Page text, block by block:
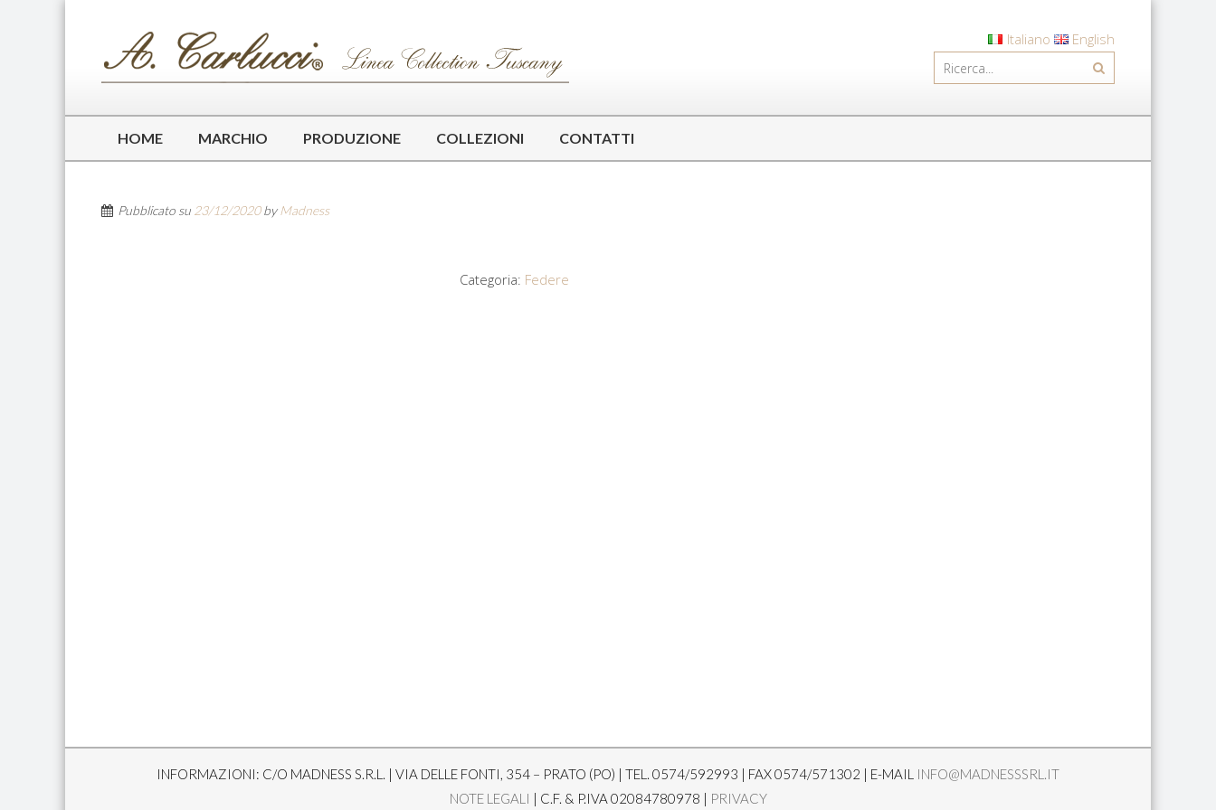
Italiano English
HOME MARCHIO PRODUZIONE COLLEZIONI CONTATTI
Pubblicato su 23/12/2020by Madness
Categoria: Federe
INFORMAZIONI: C/O MADNESS S.R.L. | VIA DELLE FONTI, 354 – PRATO (PO) | TEL. 0574/592993 | FAX 0574/571302 | E-MAIL INFO@MADNESSSRL.IT
NOTE LEGALI | C.F. & P.IVA 02084780978 | PRIVACY